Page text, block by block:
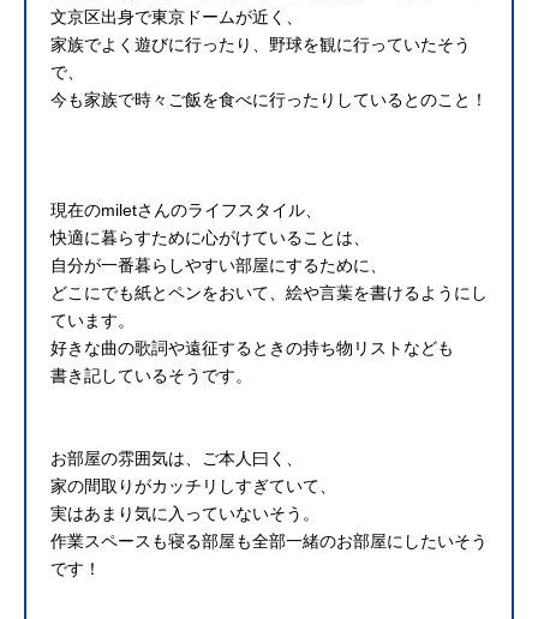
文京区出身で東京ドームが近く、
家族でよく遊びに行ったり、野球を観に行っていたそう
で、
今も家族で時々ご飯を食べに行ったりしているとのこと！
現在のmiletさんのライフスタイル、
快適に暮らすために心がけていることは、
自分が一番暮らしやすい部屋にするために、
どこにでも紙とペンをおいて、絵や言葉を書けるようにし
ています。
好きな曲の歌詞や遠征するときの持ち物リストなども
書き記しているそうです。
お部屋の雰囲気は、ご本人曰く、
家の間取りがカッチリしすぎていて、
実はあまり気に入っていないそう。
作業スペースも寝る部屋も全部一緒のお部屋にしたいそう
です！